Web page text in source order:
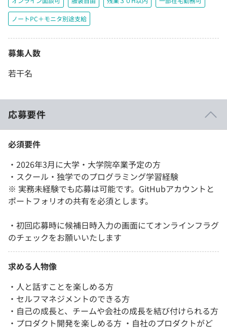
ノートPC＋モニタ別途支給
募集人数
若干名
応募要件
必須要件
・2026年3月に大学・大学院卒業予定の方
・スクール・独学でのプログラミング学習経験
※ 実務未経験でも応募は可能です。GitHubアカウントと
ポートフォリオの共有を必須とします。
・初回応募時に候補日時入力の画面にてオンラインフラグ
のチェックをお願いいたします
求める人物像
・人と話すことを楽しめる方
・セルフマネジメントのできる方
・自己の成長と、チームや会社の成長を結び付けられる方
・プロダクト開発を楽しめる方 ・自社のプロダクトがど